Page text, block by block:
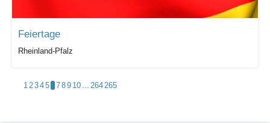
Feiertage
Rheinland-Pfalz
1 2345 789 10 264 265